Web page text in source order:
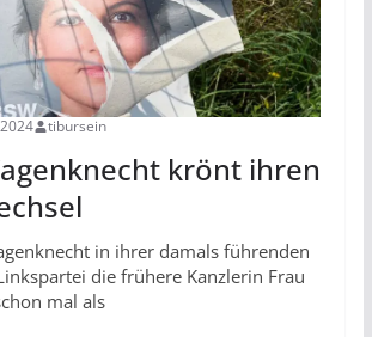
tibursein
krönt ihren
in ihrer damals führenden
die frühere Kanzlerin Frau
mal als